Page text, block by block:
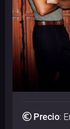
Precio: